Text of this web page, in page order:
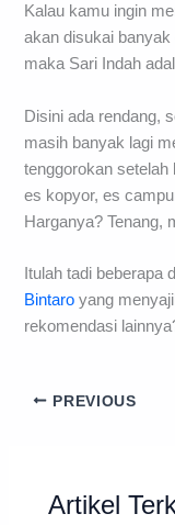
Kalau kamu ingin
akan disukai
maka Sari Indah
Disini ada rendang,
masih banyak lagi
tenggorokan
es kopyor, es
Harganya? Tenang,
Itulah tadi beberapa
Bintaro yang
rekomendasi
PREVIOUS
Artikel